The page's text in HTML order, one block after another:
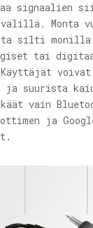
signaalien
Monta
silti
tai
voivat
ja suurista
vain
ja